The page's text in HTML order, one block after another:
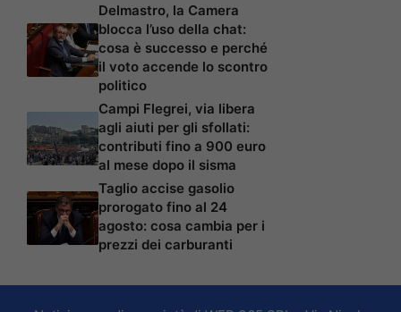
Delmastro, la Camera
blocca l’uso della chat:
cosa è successo e perché
il voto accende lo scontro
politico
Campi Flegrei, via libera
agli aiuti per gli sfollati:
contributi fino a 900 euro
al mese dopo il sisma
Taglio accise gasolio
prorogato fino al 24
agosto: cosa cambia per i
prezzi dei carburanti